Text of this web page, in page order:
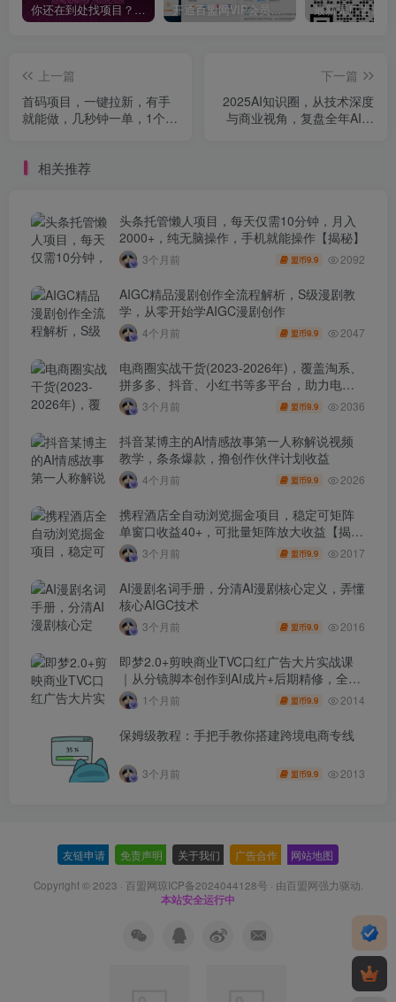
你还在到处找项目？还在当韭菜？我靠卖项目一个月收入5万+，曾经我也是个失败者。 开通百盟网VIP会员，尊享全站资源免费下载，享70%的推广提成！！【限时五折优惠】
上一篇
首码项目，一键拉新，有手
就能做，几秒钟一单，1个小
下一篇
2025AI知识圈，从技术深度
与商业视角，复盘全年AI大
相关推荐
头条托管懒人项目，每天仅需10分钟，月入
2000+，纯无脑操作，手机就能操作【揭秘】
3个月前 盟币9.9 2092
AIGC精品漫剧创作全流程解析，S级漫剧教
学，从零开始学AIGC漫剧创作
4个月前 盟币9.9 2047
电商圈实战干货(2023-2026年)，覆盖淘系、
拼多多、抖音、小红书等多平台，助力电商
人避开坑、提效率、稳盈利(更新4月)
3个月前 盟币9.9 2036
抖音某博主的AI情感故事第一人称解说视频
教学，条条爆款，撸创作伙伴计划收益
4个月前 盟币9.9 2026
携程酒店全自动浏览掘金项目，稳定可矩阵
单窗口收益40+，可批量矩阵放大收益【揭
秘】3个月前 盟币9.9 2017
AI漫剧名词手册，分清AI漫剧核心定义，弄懂
核心AIGC技术
3个月前 盟币9.9 2016
即梦2.0+剪映商业TVC口红广告大片实战课
｜从分镜脚本创作到AI成片+后期精修，全流
程打造品牌级产品广告
1个月前 盟币9.9 2014
保姆级教程：手把手教你搭建跨境电商专线
3个月前 盟币9.9 2013
友链申请 免责声明 关于我们 广告合作 网站地图
Copyright © 2023 · 百盟网琼ICP备2024044128号 · 由百盟网强力驱动.
本站安全运行中